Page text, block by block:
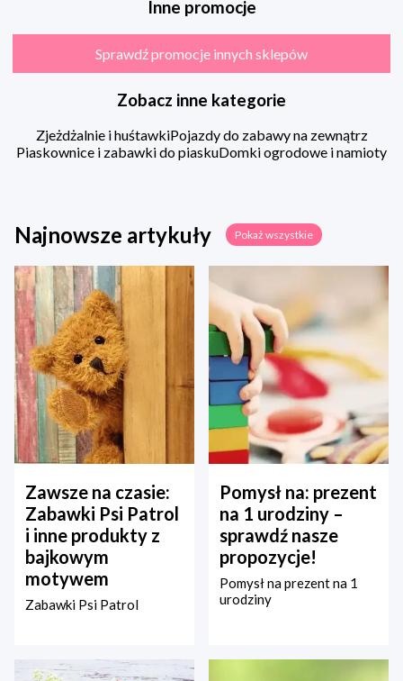
Inne promocje
Sprawdź promocje innych sklepów
Zobacz inne kategorie
Zjeżdżalnie i huśtawkiPojazdy do zabawy na zewnątrz
Piaskownice i zabawki do piaskuDomki ogrodowe i namioty
Najnowsze artykuły Pokaż wszystkie
Zawsze na czasie:
Zabawki Psi Patrol
i inne produkty z
bajkowym
motywem
Zabawki Psi Patrol
Pomysł na: prezent
na 1 urodziny –
sprawdź nasze
propozycje!
Pomysł na prezent na 1
urodziny